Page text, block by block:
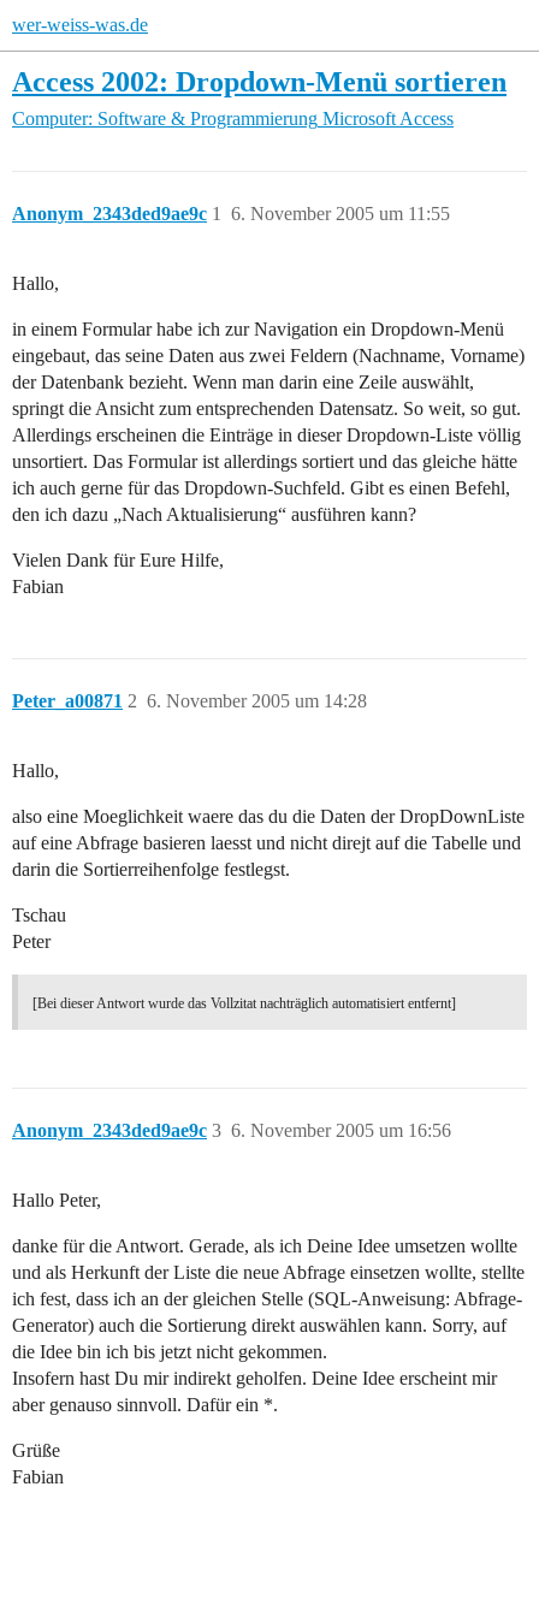
wer-weiss-was.de
Access 2002: Dropdown-Menü sortieren
Computer: Software & Programmierung Microsoft Access
Anonym_2343ded9ae9c 6. November 2005 um 11:55
1
Hallo,
in einem Formular habe ich zur Navigation ein Dropdown-Menü
eingebaut, das seine Daten aus zwei Feldern (Nachname, Vorname)
der Datenbank bezieht. Wenn man darin eine Zeile auswählt,
springt die Ansicht zum entsprechenden Datensatz. So weit, so gut.
Allerdings erscheinen die Einträge in dieser Dropdown-Liste völlig
unsortiert. Das Formular ist allerdings sortiert und das gleiche hätte
ich auch gerne für das Dropdown-Suchfeld. Gibt es einen Befehl,
den ich dazu „Nach Aktualisierung“ ausführen kann?
Vielen Dank für Eure Hilfe,
Fabian
Peter_a00871 6. November 2005 um 14:28
2
Hallo,
also eine Moeglichkeit waere das du die Daten der DropDownListe
auf eine Abfrage basieren laesst und nicht direjt auf die Tabelle und
darin die Sortierreihenfolge festlegst.
Tschau
Peter
[Bei dieser Antwort wurde das Vollzitat nachträglich automatisiert entfernt]
Anonym_2343ded9ae9c 6. November 2005 um 16:56
3
Hallo Peter,
danke für die Antwort. Gerade, als ich Deine Idee umsetzen wollte
und als Herkunft der Liste die neue Abfrage einsetzen wollte, stellte
ich fest, dass ich an der gleichen Stelle (SQL-Anweisung: Abfrage-
Generator) auch die Sortierung direkt auswählen kann. Sorry, auf
die Idee bin ich bis jetzt nicht gekommen.
Insofern hast Du mir indirekt geholfen. Deine Idee erscheint mir
aber genauso sinnvoll. Dafür ein *.
Grüße
Fabian